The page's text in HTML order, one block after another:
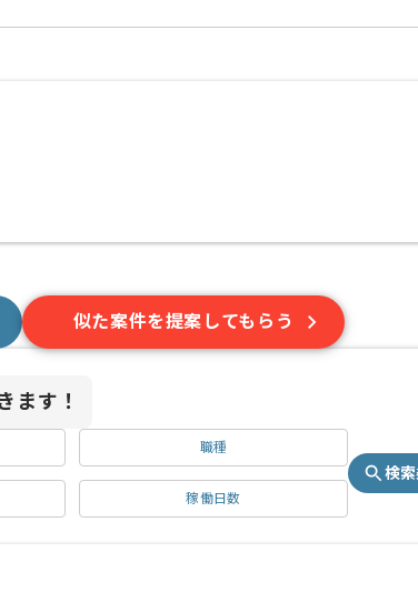
似た案件を提案してもらう
ます！
職種
稼働日数
検